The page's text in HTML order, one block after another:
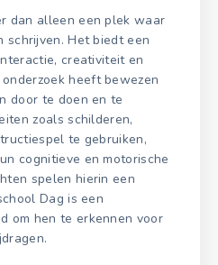
dan alleen een plek waar
Het biedt een
creativiteit en
heeft bewezen
door te doen en te
zoals schilderen,
te gebruiken,
cognitieve en motorische
spelen hierin een
Dag is een
om hen te erkennen voor